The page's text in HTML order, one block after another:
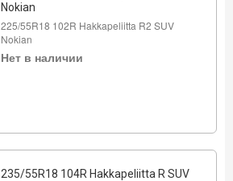
Nokian
225/55R18 102R Hakkapeliitta R2 SUV
Nokian
Нет в наличии
235/55R18 104R Hakkapeliitta R SUV